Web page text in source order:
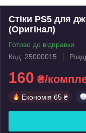
Стіки PS5 для
(Оригінал)
Готово до відправки
Код: 25000015
160 ₴/
Економія 65 ₴